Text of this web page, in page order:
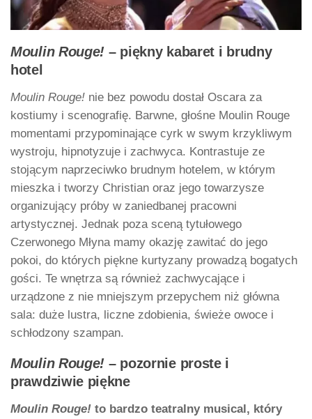
Moulin Rouge! – piękny kabaret i brudny
hotel
Moulin Rouge! nie bez powodu dostał Oscara za
kostiumy i scenografię. Barwne, głośne Moulin Rouge
momentami przypominające cyrk w swym krzykliwym
wystroju, hipnotyzuje i zachwyca. Kontrastuje ze
stojącym naprzeciwko brudnym hotelem, w którym
mieszka i tworzy Christian oraz jego towarzysze
organizujący próby w zaniedbanej pracowni
artystycznej. Jednak poza sceną tytułowego
Czerwonego Młyna mamy okazję zawitać do jego
pokoi, do których piękne kurtyzany prowadzą bogatych
gości. Te wnętrza są również zachwycające i
urządzone z nie mniejszym przepychem niż główna
sala: duże lustra, liczne zdobienia, świeże owoce i
schłodzony szampan.
Moulin Rouge! – pozornie proste i
prawdziwie piękne
Moulin Rouge! to bardzo teatralny musical, który